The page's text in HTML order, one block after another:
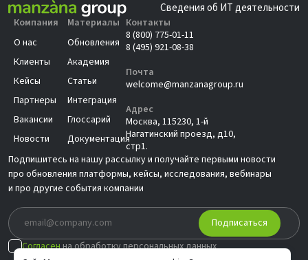
Сведения об ИТ деятельности
Компания
О нас
Клиенты
Кейсы
Партнеры
Вакансии
Новости
Материалы
Обновления
Академия
Статьи
Интеграция
Глоссарий
Документация
Контакты
8 (800) 775-01-11
8 (495) 921-08-38
Почта
welcome@manzanagroup.ru
Адрес
Москва, 115230, 1-й
Нагатинский проезд, д10,
стр1.
Подпишитесь на нашу рассылку и получайте первыми новости
про обновления платформы, кейсы, исследования, вебинары
и про другие события компании
Подписаться
Согласенна обработку персональных данных